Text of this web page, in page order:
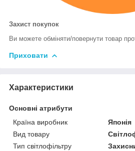
Захист покупок
Ви можете обміняти/повернути товар
Приховати
Характеристики
Основні атрибути
Країна виробник
Японія
Вид товару
Тип світлофільтру